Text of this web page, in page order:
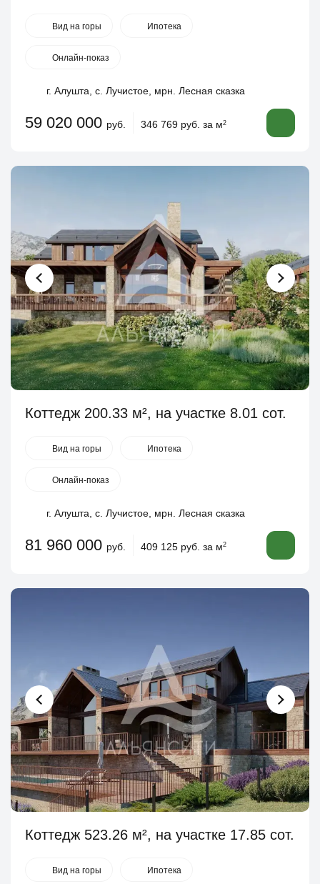
Вид на горы Ипотека
Онлайн-показ
г. Алушта, с. Лучистое, мрн. Лесная сказка
59 020 000 руб. 346 769 руб. за м2
Коттедж 200.33 м², на участке 8.01 сот.
Вид на горы Ипотека
Онлайн-показ
г. Алушта, с. Лучистое, мрн. Лесная сказка
81 960 000 руб. 409 125 руб. за м2
Коттедж 523.26 м², на участке 17.85 сот.
Вид на горы Ипотека